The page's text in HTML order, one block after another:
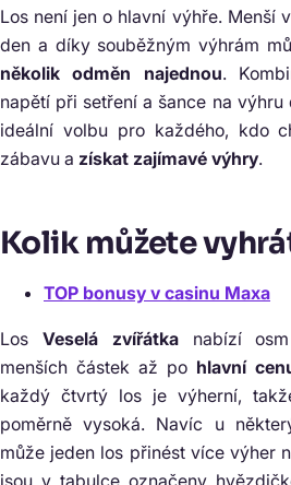
Los není jen o hlavní výhře. Menší
den a díky souběžným výhrám
několik odměn najednou.
napětí při setření a šance na
ideální volbu pro každého, kdo
zábavu a získat zajímavé výhry.
Kolik můžete
TOP bonusy v casinu Maxa
Los Veselá zvířátkanabízí osm
menších částek až po hlavní
každý čtvrtý los je výherní,
poměrně vysoká. Navíc u
může jeden los přinést více výher